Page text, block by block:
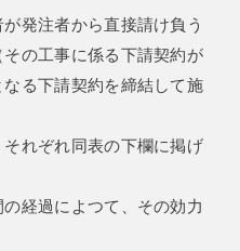
発注者から直接請け負う
の工事に係る下請契約が
る下請契約を締結して施
れぞれ同表の下欄に掲げ
経過によつて、その効力